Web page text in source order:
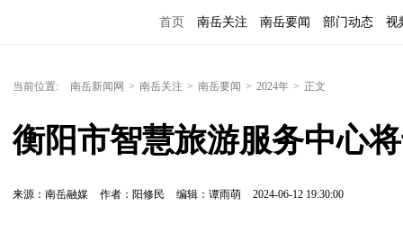
首页 南岳关注 南岳要闻 部门动态 视
当前位置: 南岳新闻网 > 南岳关注 > 南岳要闻 > 2024年 > 正文
衡阳市智慧旅游服务中心
来源：南岳融媒 作者：阳修民 编辑：谭雨萌 2024-06-12 19:30:00